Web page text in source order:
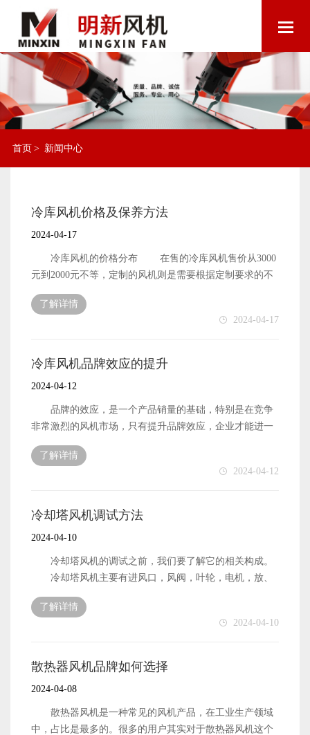
首页 > 新闻中心
冷库风机价格及保养方法
2024-04-17
冷库风机的价格分布 在售的冷库风机售价从3000
元到2000元不等，定制的风机则是需要根据定制要求的不
同，售价上会同比有所增加。 冷库风机售价的影响因
素 一：风机的风量 隧道的长度有所不同，对于风
量的要求也就有所不同，冷库风机的风量大小按照每分钟
机的风量有一个对应的取值，根据具体的使用环境，风量
是帕，它的取值范围从500到8500不等，风压的数值越大，
则通过冷库风机的风力压强越大，换风的效果越好。
三：转速 目前在售的冷库风机转速分为每分钟980转
通过风量的交换后，实际可以得到的风量，高效风量的取
值在单位风量的取值中，风量为680到1325立方的冷库风
的功率其实是功耗和利用率之间的比值，它和使用的成本
有一定的关联。 六：风机的气流方向 冷库风机的
气流收集方向有很多种，包括直流，轴流，回旋式，单
向，双向，外压入式，旋涡式，直进式等几种分类。
七：品牌 冷库风机根据品牌的知名度，有一线，二线
价格区间之所以会如此之大，这在于冷库风机的产品参数
的不同和风机品牌对价格的影响。 冷库风机的保养
的油液更换和添加，外壳的防腐蚀处理，转动轴子的动平
衡检查，风机挂轴的螺丝拧固程度检查，连接电路的检
查，风机叶轮的清理，风机叶轮的腐蚀清理等几个方面。
二：特殊的检查 在夏季或者冬季的极端气候来到
了解详情
2024-04-17
冷库风机品牌效应的提升
2024-04-12
品牌的效应，是一个产品销量的基础，特别是在竞争
非常激烈的风机市场，只有提升品牌效应，企业才能进一
步做大做强。 目前，冷库风机国内的市场空缺还很巨
大，很多消费者都选择了国外进口的产品，究其原因，就
是消费者对于国内冷库风机品牌的不信任，或者说是因为
业应该从自身角度出发，明确了解市场需求。知道市场最
的销售团队，这支优秀的销售团队不仅是线下市场的，还
应该把目光放在网络上，也就是线上，通过更快捷的互联
网技术，让别人能跟了解到你自己的品牌。 其次，注
风机有良好的质量。很多企业在售后问题处理上是欠缺
的，一个成功的品牌，过硬的质量，良好的口碑是前提，
用起来省心，才能在市场上，激烈的竞争中得到立足之
地。 最后，注意培养“目标客户”，所谓目标客户，可
以是一直以来使用本产品的优质客户，用更好的服务来做
长期合作的准备，另外一部分则是，准备购买却还在观望
的消费者，企业应该进一步提高品牌知名度，让自己品牌
了解详情
2024-04-12
冷却塔风机调试方法
2024-04-10
冷却塔风机的调试之前，我们要了解它的相关构成。
冷却塔风机主要有进风口，风阀，叶轮，电机，放、
出风口构成。不同的工作状态，有着不同的工作方法，正
确调试冷却风塔机，可以从几方面着手 1.风机在试车
的时候，应该仔细阅读使用说明书，冷却塔风机的型号很
说明书来进行操作。我们要注意接线是不是和图纸相符
合它的安装要求 2.全压启动或者降压启动是，电流应
该超过额定电流，最佳是额定电流的5倍以上，降压启动转
矩和电压是成正比例的，容量没有达到时，应该降压。
了解详情
2024-04-10
散热器风机品牌如何选择
2024-04-08
散热器风机是一种常见的风机产品，在工业生产领域
中，占比是最多的。很多的用户其实对于散热器风机这个